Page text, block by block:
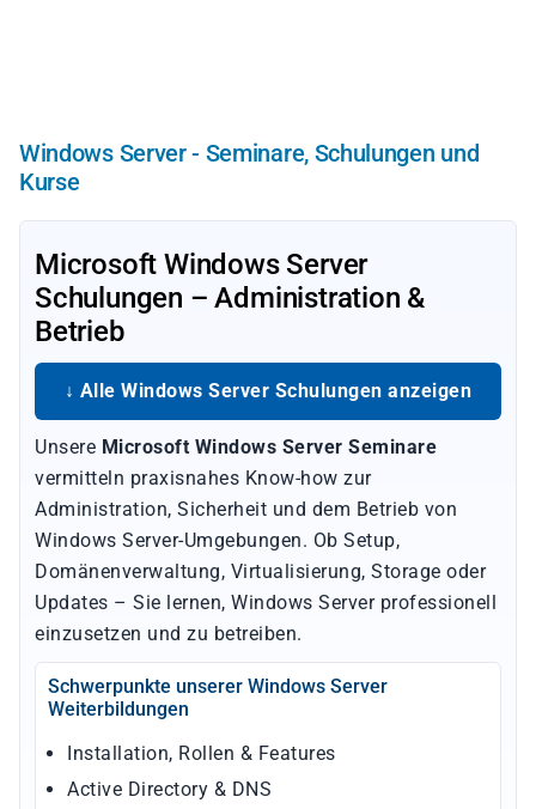
Windows Server - Seminare, Schulungen und
Kurse
Microsoft Windows Server
Schulungen – Administration &
Betrieb
↓ Alle Windows Server Schulungen anzeigen
Unsere Microsoft Windows Server Seminare
vermitteln praxisnahes Know-how zur
Administration, Sicherheit und dem Betrieb von
Windows Server-Umgebungen. Ob Setup,
Domänenverwaltung, Virtualisierung, Storage oder
Updates – Sie lernen, Windows Server professionell
einzusetzen und zu betreiben.
Schwerpunkte unserer Windows Server
Weiterbildungen
Installation, Rollen & Features
Active Directory & DNS